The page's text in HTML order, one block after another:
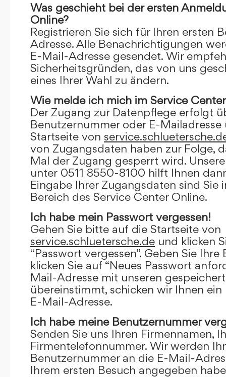
Was geschieht bei der ersten
Online?
Registrieren Sie sich für Ihren ersten
Adresse. Alle Benachrichtigungen
E-Mail-Adresse gesendet. Wir
Sicherheitsgründen, das von uns
eines Ihrer Wahl zu ändern.
Wie melde ich mich im Service
Der Zugang zur Datenpflege erfolgt
Benutzernummer oder E-
Startseite von
von Zugangsdaten haben zur Folge,
Mal der Zugang gesperrt wird.
unter 0511 8550-8100 hilft Ihnen
Eingabe Ihrer Zugangsdaten sind Sie
Bereich des Service Center Online.
Ich habe mein Passwort vergessen!
Gehen Sie bitte auf die Startseite von
service.schluetersche.de und klicken
“Passwort vergessen”. Geben Sie
klicken Sie auf “Neues Passwort
Mail-Adresse mit unseren
übereinstimmt, schicken wir Ihnen
E-Mail-Adresse.
Ich habe meine Benutzernummer
Senden Sie uns Ihren Firmennamen,
Firmentelefonnummer. Wir werden
Benutzernummer an die E-Mail-
Ihrem ersten Besuch angegeben